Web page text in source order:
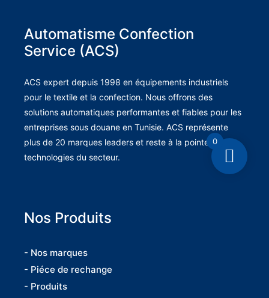
Automatisme Confection
Service (ACS)
ACS expert depuis 1998 en équipements industriels
pour le textile et la confection. Nous offrons des
solutions automatiques performantes et fiables pour les
entreprises sous douane en Tunisie. ACS représente
plus de 20 marques leaders et reste à la pointe des
technologies du secteur.
Nos Produits
- Nos marques
- Piéce de rechange
- Produits
0